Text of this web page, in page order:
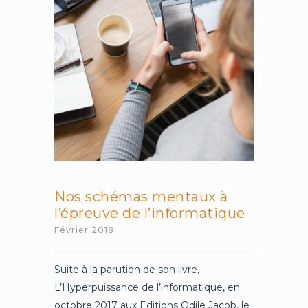
Nos schémas mentaux à
l’épreuve de l’informatique
Février 2018
Suite à la parution de son livre,
L’Hyperpuissance de l’informatique, en
octobre 2017 aux Editions Odile Jacob, le